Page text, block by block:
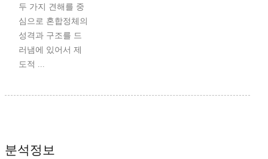
두 가지 견해를 중
심으로 혼합정체의
성격과 구조를 드
러냄에 있어서 제
도적 ...
분석정보